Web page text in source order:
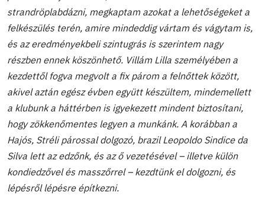
strandröplabdázni, megkaptam azokat a lehetőségeket a
felkészülés terén, amire mindeddig vártam és vágytam is,
és az eredményekbeli szintugrás is szerintem nagy
részben ennek köszönhető. Villám Lilla személyében a
kezdettől fogva megvolt a fix párom a felnőttek között,
akivel aztán egész évben együtt készültem, mindemellett
a klubunk a háttérben is igyekezett mindent biztosítani,
hogy zökkenőmentes legyen a munkánk. A korábban a
Hajós, Stréli párossal dolgozó, brazil Leopoldo Sindice da
Silva lett az edzőnk, és az ő vezetésével – illetve külön
kondiedzővel és masszőrrel – kezdtünk el dolgozni, és
lépésről lépésre építkezni.